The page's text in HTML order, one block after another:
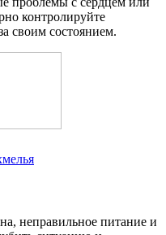
контролируйте
своим состоянием.
неправильное питание и